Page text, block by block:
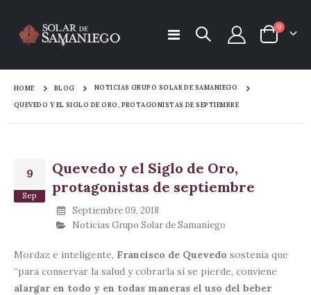
Toggle
Cart
0items
HOME BLOG NOTICIAS GRUPO SOLAR DE SAMANIEGO
QUEVEDO Y EL SIGLO DE ORO, PROTAGONISTAS DE SEPTIEMBRE
9
Sep
Quevedo y el Siglo de Oro,
protagonistas de septiembre
Septiembre 09, 2018
Noticias Grupo Solar de Samaniego
Mordaz e inteligente, Francisco de Quevedo sostenía que
“para conservar la salud y cobrarla si se pierde, conviene
alargar en todo y en todas maneras el uso del beber